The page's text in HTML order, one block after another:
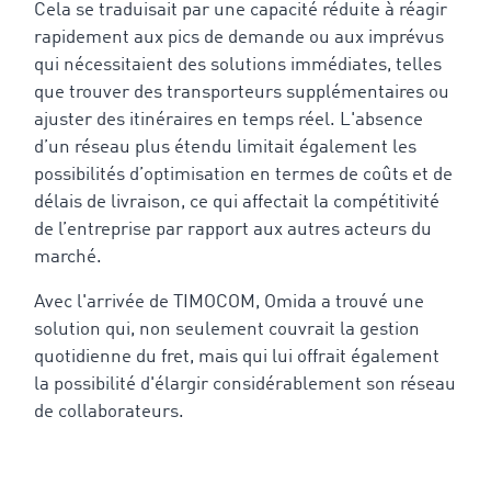
Cela se traduisait par une capacité réduite à réagir
rapidement aux pics de demande ou aux imprévus
qui nécessitaient des solutions immédiates, telles
que trouver des transporteurs supplémentaires ou
ajuster des itinéraires en temps réel. L'absence
d’un réseau plus étendu limitait également les
possibilités d’optimisation en termes de coûts et de
délais de livraison, ce qui affectait la compétitivité
de l’entreprise par rapport aux autres acteurs du
marché.
Avec l'arrivée de TIMOCOM, Omida a trouvé une
solution qui, non seulement couvrait la gestion
quotidienne du fret, mais qui lui offrait également
la possibilité d'élargir considérablement son réseau
de collaborateurs.